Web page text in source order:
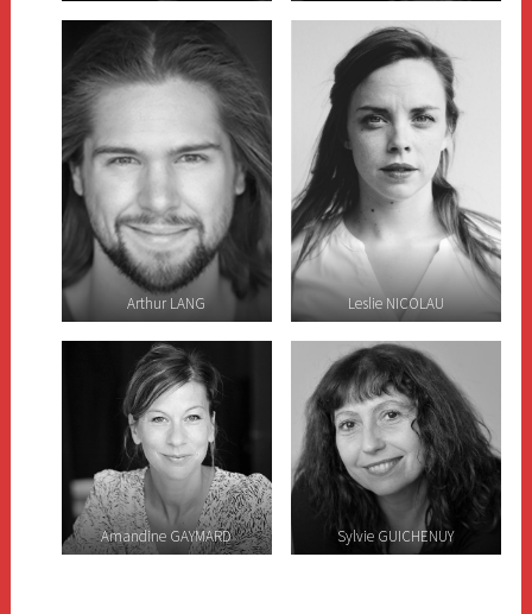
Arthur LANG Leslie NICOLAU
Amandine GAYMARD Sylvie GUICHENUY